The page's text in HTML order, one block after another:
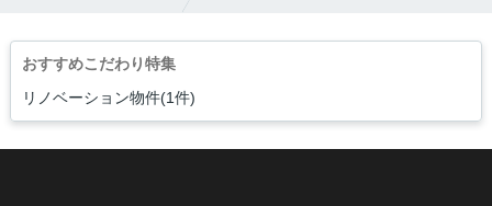
おすすめこだわり特集
リノベーション物件(1件)